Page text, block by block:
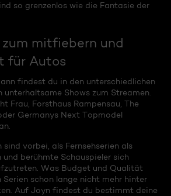
so grenzenlos wie die Fantasie der
mitfiebern und
für Autos
findest du in den unterschiedlichen
unterhaltsame Shows zum Streamen.
Frau, Forsthaus Rampensau, The
Germanys Next Topmodel
vorbei, als Fernsehserien als
berühmte Schauspieler sich
Was Budget und Qualität
Serien schon lange nicht mehr hinter
Auf Joyn findest du bestimmt deine